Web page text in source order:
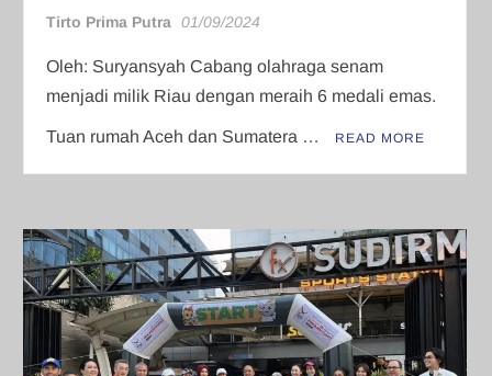
Tirto Prima Putra 01/09/2024
Oleh: Suryansyah Cabang olahraga senam
menjadi milik Riau dengan meraih 6 medali emas.
Tuan rumah Aceh dan Sumatera … READ MORE